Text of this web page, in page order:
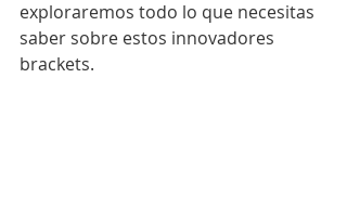
exploraremos todo lo que necesitas
saber sobre estos innovadores
brackets.